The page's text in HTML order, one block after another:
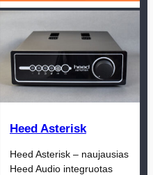
Heed Asterisk
Heed Asterisk – naujausias
Heed Audio integruotas